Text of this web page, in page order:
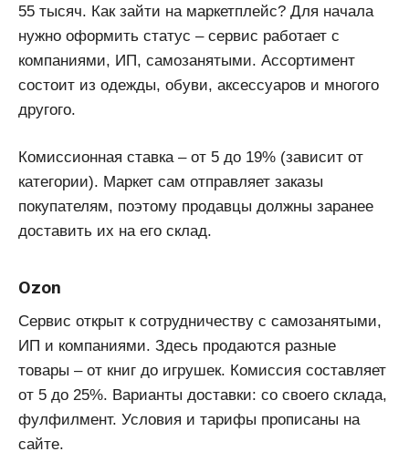
55 тысяч. Как зайти на маркетплейс? Для начала
нужно оформить статус – сервис работает с
компаниями, ИП, самозанятыми. Ассортимент
состоит из одежды, обуви, аксессуаров и многого
другого.
Комиссионная ставка – от 5 до 19% (зависит от
категории). Маркет сам отправляет заказы
покупателям, поэтому продавцы должны заранее
доставить их на его склад.
Ozon
Сервис открыт к сотрудничеству с самозанятыми,
ИП и компаниями. Здесь продаются разные
товары – от книг до игрушек. Комиссия составляет
от 5 до 25%. Варианты доставки: со своего склада,
фулфилмент. Условия и тарифы прописаны на
сайте.